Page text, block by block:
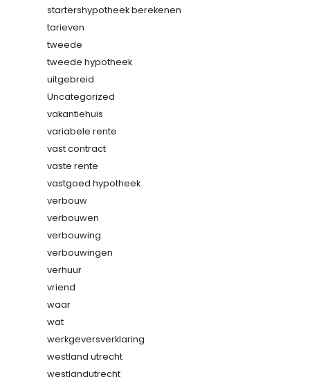
startershypotheek berekenen
tarieven
tweede
tweede hypotheek
uitgebreid
Uncategorized
vakantiehuis
variabele rente
vast contract
vaste rente
vastgoed hypotheek
verbouw
verbouwen
verbouwing
verbouwingen
verhuur
vriend
waar
wat
werkgeversverklaring
westland utrecht
westlandutrecht